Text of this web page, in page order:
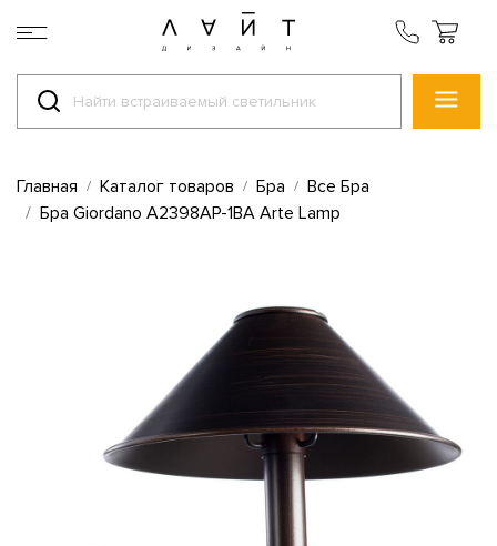
Главная Каталог товаров Бра
Все Бра
Бра Giordano A2398AP-1BA Arte Lamp